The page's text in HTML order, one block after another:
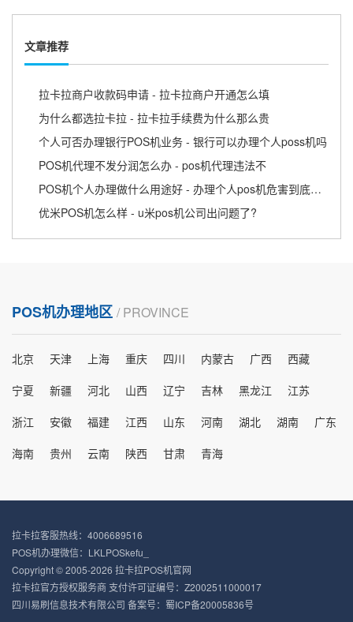
文章推荐
拉卡拉商户收款码申请 - 拉卡拉商户开通怎么填
为什么都选拉卡拉 - 拉卡拉手续费为什么那么贵
个人可否办理银行POS机业务 - 银行可以办理个人poss机吗
POS机代理不发分润怎么办 - pos机代理违法不
POS机个人办理做什么用途好 - 办理个人pos机危害到底有哪一些?
优米POS机怎么样 - u米pos机公司出问题了?
POS机办理地区 / PROVINCE
北京 天津 上海 重庆 四川 内蒙古 广西
西藏
宁夏
新疆 河北 山西 辽宁 吉林 黑龙江
江苏
浙江
安徽 福建 江西 山东 河南 湖北 湖南
广东
海南
贵州 云南 陕西 甘肃 青海
拉卡拉客服热线：4006689516
POS机办理微信：LKLPOSkefu_
Copyright © 2005-2026 拉卡拉POS机官网
拉卡拉官方授权服务商 支付许可证编号：Z2002511000017
四川易刷信息技术有限公司 备案号： 蜀ICP备20005836号